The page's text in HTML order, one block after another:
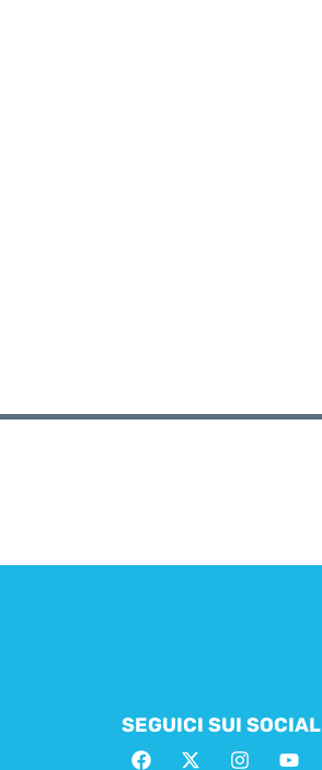
SEGUICI SUI SOCIAL